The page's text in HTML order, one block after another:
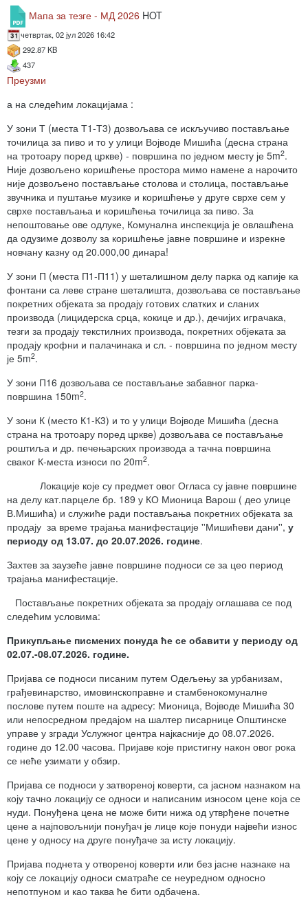
Мапа за тезге - МД 2026 HOT
четвртак, 02 јул 2026 16:42
292.87 KB
437
Преузми
а на следећим локацијама :
У зони Т (места Т1-Т3) дозвољава се искључиво постављање
точилица за пиво и то у улици Војводе Мишића (десна страна
на тротоару поред цркве) - површина по једном месту је 5m2.
Није дозвољено коришћење простора мимо намене а нарочито
није дозвољено постављање столова и столица, постављање
звучника и пуштање музике и коришћење у друге сврхе сем у
сврхе постављања и коришћења точилица за пиво. За
непоштовање ове одлуке, Комунална инспекција је овлашћена
да одузиме дозволу за коришћење јавне површине и изрекне
новчану казну од 20.000,00 динара!
У зони П (места П1-П11) у шеталишном делу парка од капије ка
фонтани са леве стране шеталишта, дозвољава се постављање
покретних објеката за продају готових слатких и сланих
производа (лицидерска срца, кокице и др.), дечијих играчака,
тезги за продају текстилних производа, покретних објеката за
продају крофни и палачинака и сл. - површина по једном месту
је 5m2.
У зони П16 дозвољава се постављање забавног парка-
површина 150m2.
У зони К (место К1-К3) и то у улици Војводе Мишића (десна
страна на тротоару поред цркве) дозвољава се постављање
роштиља и др. печењарских производа а тачна површина
сваког К-места износи по 20m2.
Локације које су предмет овог Огласа су јавне површине
на делу кат.парцеле бр. 189 у КО Мионица Варош ( део улице
В.Мишића) и служиће ради постављања покретних објеката за
продају за време трајања манифестације ''Мишићеви дани'', у
периоду од 13.07. до 20.07.2026. године.
Захтев за заузеће јавне површине подноси се за цео период
трајања манифестације.
Постављање покретних објеката за продају оглашава се под
следећим условима:
Прикупљање писмених понуда ће се обавити у периоду од
02.07.-08.07.2026. године.
Пријава се подноси писаним путем Одељењу за урбанизам,
грађевинарство, имовинскоправне и стамбенокомуналне
послове путем поште на адресу: Мионица, Војводе Мишића 30
или непосредном предајом на шалтер писарнице Општинске
управе у згради Услужног центра најкасније до 08.07.2026.
године до 12.00 часова. Пријаве које пристигну након овог рока
се неће узимати у обзир.
Пријава се подноси у затвореној коверти, са јасном назнаком на
коју тачно локацију се односи и написаним износом цене која се
нуди. Понуђена цена не може бити нижа од утврђене почетне
цене а најповољнији понуђач је лице које понуди највећи износ
цене у односу на друге понуђаче за исту локацију.
Пријава поднета у отвореној коверти или без јасне назнаке на
коју се локацију односи сматраће се неуредном односно
непотпуном и као таква ће бити одбачена.